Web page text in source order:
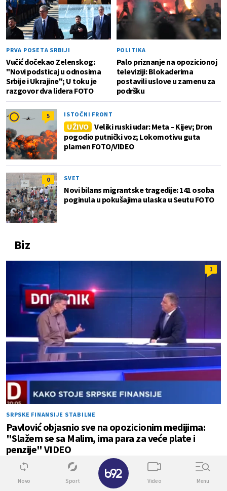
PRVA POSETA SRBIJI
Vučić dočekao Zelenskog:
"Novi podsticaj u odnosima
Srbije i Ukrajine"; U toku je
razgovor dva lidera FOTO
POLITIKA
Palo priznanje na opozicionoj
televiziji: Blokaderima
postavili uslove u zamenu za
podršku
5 ISTOČNI FRONT
UŽIVO Veliki ruski udar: Meta – Kijev; Dron
pogodio putnički voz; Lokomotivu guta
plamen FOTO/VIDEO
0 SVET
Novi bilans migrantske tragedije: 141 osoba
poginula u pokušajima ulaska u Seutu FOTO
Biz
1
SRPSKE FINANSIJE STABILNE
Pavlović objasnio sve na opozicionim medijima:
"Slažem se sa Malim, ima para za veće plate i
penzije" VIDEO
1
Novo Sport Video Menu
✕